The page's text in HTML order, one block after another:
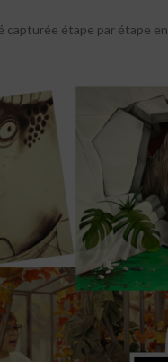
capturée étape par étape en